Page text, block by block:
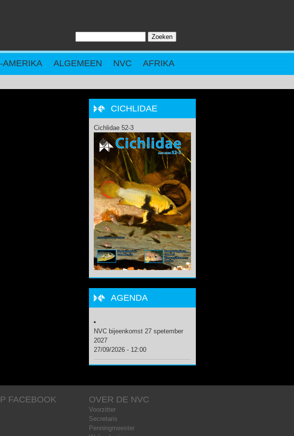
ZOEKVELD
AMERIKA ALGEMEEN NVC AFRIKA
CICHLIDAE
Cichlidae 52-3
AGENDA
NVC bijeenkomst 27 spetember
2027
27/09/2026 - 12:00
FACEBOOK OVER DE NVC
Voorzitter
Secretaris
Penningmeester